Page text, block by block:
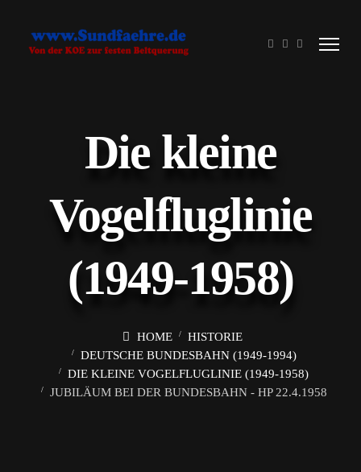
Die kleine
Vogelfluglinie
(1949-1958)
HOME
HISTORIE
DEUTSCHE BUNDESBAHN (1949-1994)
DIE KLEINE VOGELFLUGLINIE (1949-1958)
JUBILÄUM BEI DER BUNDESBAHN - HP 22.4.1958